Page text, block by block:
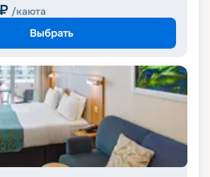
₽ /каюта
Выбрать